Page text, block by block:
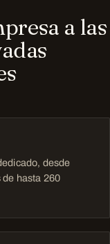
a las
desde
hasta 260